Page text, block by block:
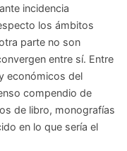
incidencia
los ámbitos
parte no son
entre sí. Entre
económicos del
compendio de
de libro, monografías
en lo que sería el